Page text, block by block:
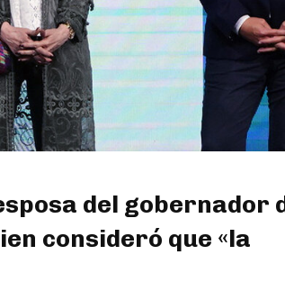
del gobernador
consideró que «la